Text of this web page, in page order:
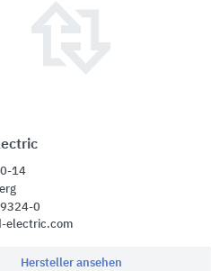
14
9324-0
electric.com
Hersteller ansehen